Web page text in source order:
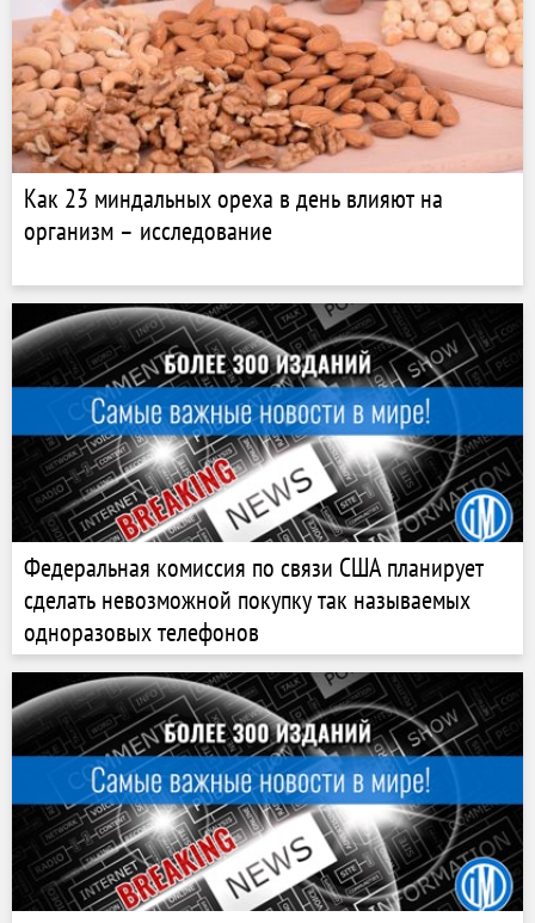
Как 23 миндальных ореха в день влияют на
организм – исследование
Федеральная комиссия по связи США планирует
сделать невозможной покупку так называемых
одноразовых телефонов